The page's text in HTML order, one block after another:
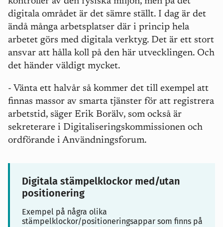
digitala området är det sämre ställt. I dag är det
ändå många arbetsplatser där i princip hela
arbetet görs med digitala verktyg. Det är ett stort
ansvar att hålla koll på den här utvecklingen. Och
det händer väldigt mycket.
- Vänta ett halvår så kommer det till exempel att
finnas massor av smarta tjänster för att registrera
arbetstid, säger Erik Borälv, som också är
sekreterare i Digitaliseringskommissionen och
ordförande i Användningsforum.
Digitala stämpelklockor med/utan
positionering
Exempel på några olika
stämpelklockor/positioneringsappar som finns på